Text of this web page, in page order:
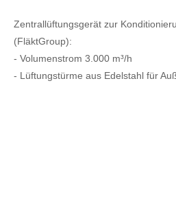
Zentrallüftungsgerät zur
(FläktGroup):
- Volumenstrom 3.000 m³/h
- Lüftungstürme aus Edelstahl für